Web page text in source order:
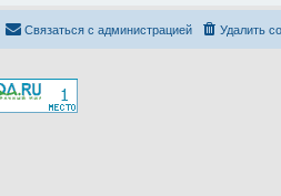
Удалить
Связаться с администрацией